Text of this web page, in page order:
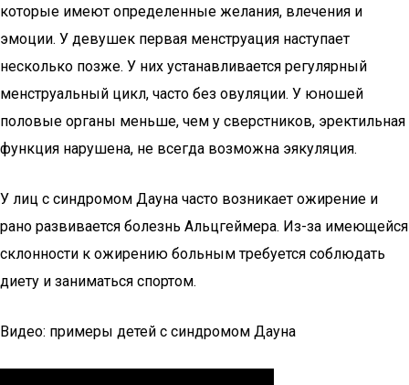
которые имеют определенные желания, влечения и
эмоции. У девушек первая менструация наступает
несколько позже. У них устанавливается регулярный
менструальный цикл, часто без овуляции. У юношей
половые органы меньше, чем у сверстников, эректильная
функция нарушена, не всегда возможна эякуляция.
У лиц с синдромом Дауна часто возникает ожирение и
рано развивается болезнь Альцгеймера. Из-за имеющейся
склонности к ожирению больным требуется соблюдать
диету и заниматься спортом.
Видео: примеры детей с синдромом Дауна